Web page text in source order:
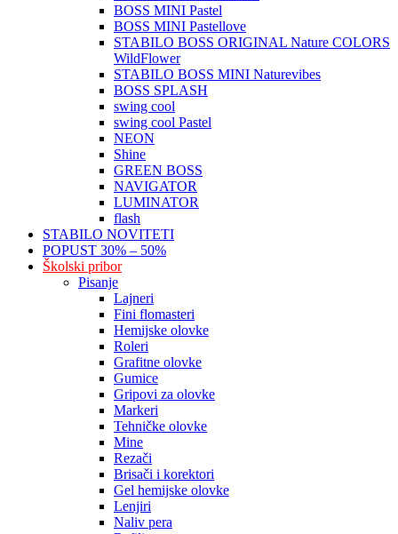
BOSS MINI Pastel
BOSS MINI Pastellove
STABILO BOSS ORIGINAL Nature COLORS
WildFlower
STABILO BOSS MINI Naturevibes
BOSS SPLASH
swing cool
swing cool Pastel
NEON
Shine
GREEN BOSS
NAVIGATOR
LUMINATOR
flash
STABILO NOVITETI
POPUST 30% – 50%
Školski pribor
Pisanje
Lajneri
Fini flomasteri
Hemijske olovke
Roleri
Grafitne olovke
Gumice
Gripovi za olovke
Markeri
Tehničke olovke
Mine
Rezači
Brisači i korektori
Gel hemijske olovke
Lenjiri
Naliv pera